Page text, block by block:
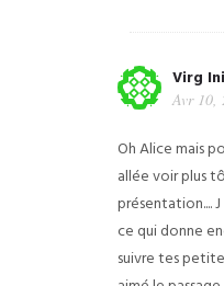
Virg
Avr 10,
Oh Alice mais
allée voir plus
présentation....J
ce qui donne
suivre tes